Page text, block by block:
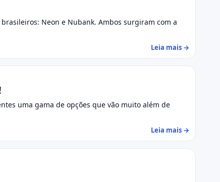
Neon e Nubank. Ambos surgiram com a
Leia mais →
uma gama de opções que vão muito além de
Leia mais →